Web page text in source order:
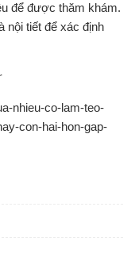
để được thăm khám.
nội tiết để xác định
nhieu-co-lam-teo-
con-hai-hon-gap-